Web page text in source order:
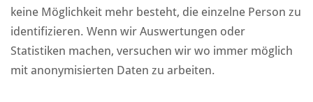
keine Möglichkeit mehr besteht, die einzelne Person zu
identifizieren. Wenn wir Auswertungen oder
Statistiken machen, versuchen wir wo immer möglich
mit anonymisierten Daten zu arbeiten.